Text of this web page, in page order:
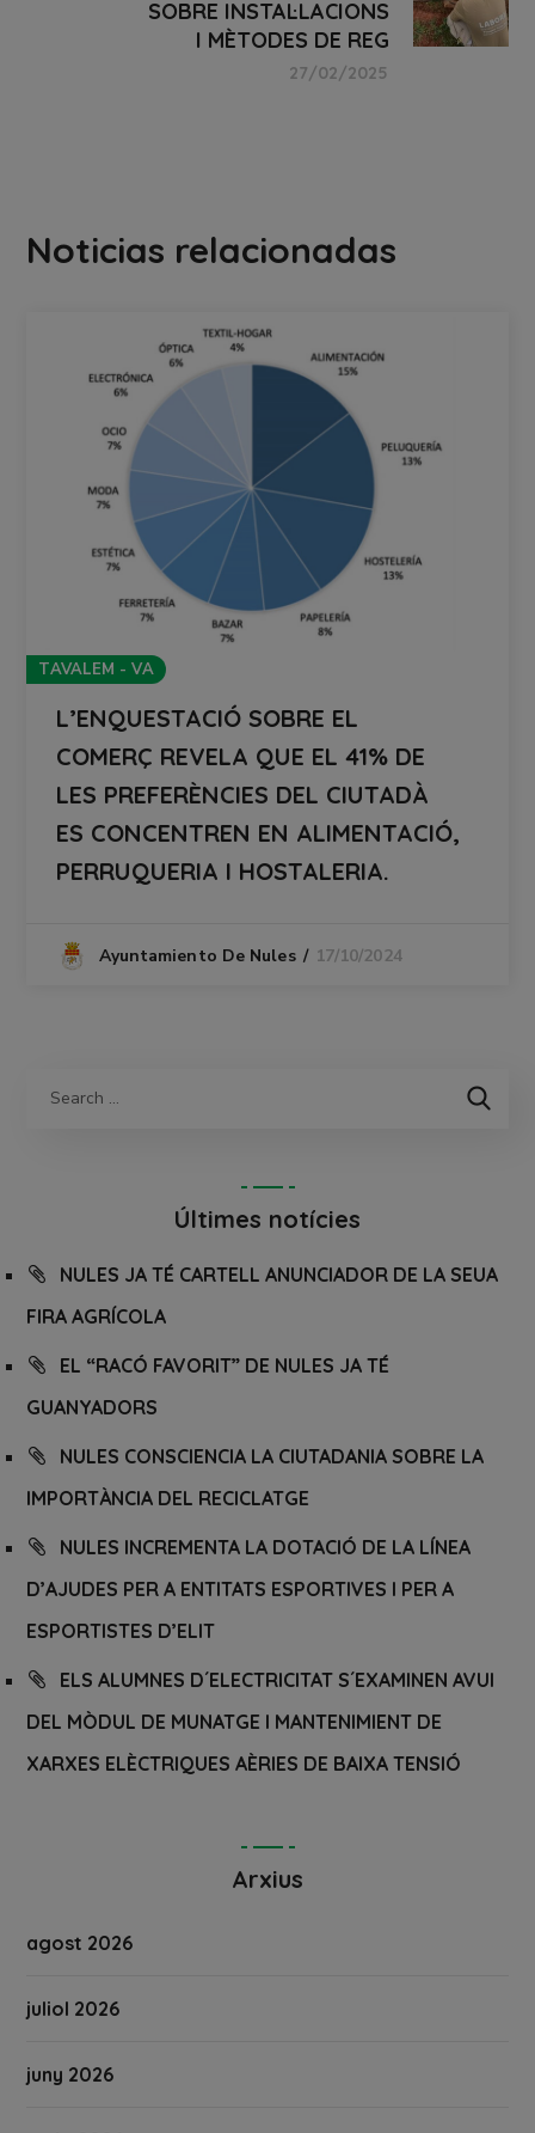
SOBRE INSTAL·LACIONS
I MÈTODES DE REG
27/02/2025
Noticias relacionadas
TAVALEM - VA
L’ENQUESTACIÓ SOBRE EL
COMERÇ REVELA QUE EL 41% DE
LES PREFERÈNCIES DEL CIUTADÀ
ES CONCENTREN EN ALIMENTACIÓ,
PERRUQUERIA I HOSTALERIA.
Ayuntamiento De Nules 17/10/2024
Últimes notícies
NULES JA TÉ CARTELL ANUNCIADOR DE LA SEUA
FIRA AGRÍCOLA
EL “RACÓ FAVORIT” DE NULES JA TÉ
GUANYADORS
NULES CONSCIENCIA LA CIUTADANIA SOBRE LA
IMPORTÀNCIA DEL RECICLATGE
NULES INCREMENTA LA DOTACIÓ DE LA LÍNEA
D’AJUDES PER A ENTITATS ESPORTIVES I PER A
ESPORTISTES D’ELIT
ELS ALUMNES D´ELECTRICITAT S´EXAMINEN AVUI
DEL MÒDUL DE MUNATGE I MANTENIMIENT DE
XARXES ELÈCTRIQUES AÈRIES DE BAIXA TENSIÓ
Arxius
agost 2026
juliol 2026
juny 2026